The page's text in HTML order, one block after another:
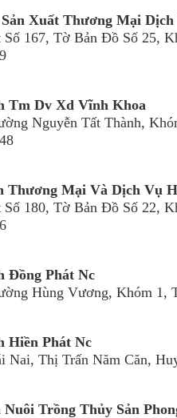
Xuất Thương Mại
167, Tờ Bản Đồ Số 25,
Tm Dv Xd Vĩnh Khoa
Nguyễn Tất Thành,
Thương Mại Và Dịch Vụ
180, Tờ Bản Đồ Số 22,
Đồng Phát Nc
Hùng Vương, Khóm 1,
Hiền Phát Nc
Nai, Thị Trấn Năm Căn,
Nuôi Trồng Thủy Sản